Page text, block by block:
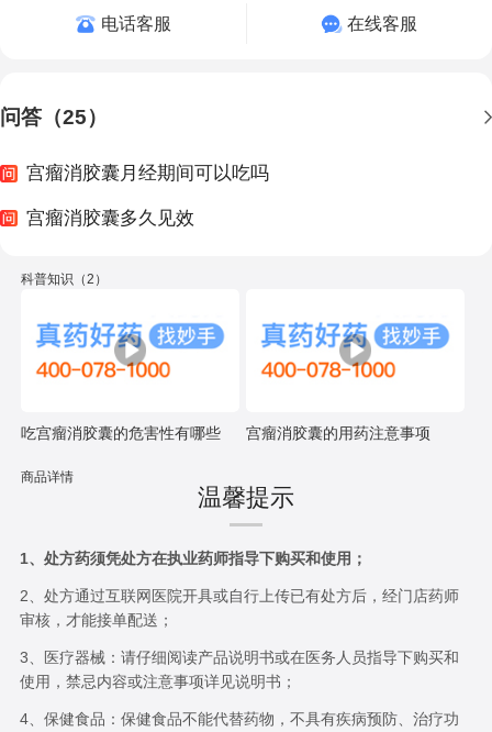
电话客服 在线客服
问答（25）
宫瘤消胶囊月经期间可以吃吗
宫瘤消胶囊多久见效
科普知识（2）
吃宫瘤消胶囊的危害性有哪些 宫瘤消胶囊的用药注意事项
商品详情
温馨提示
1、处方药须凭处方在执业药师指导下购买和使用；
2、处方通过互联网医院开具或自行上传已有处方后，经门店药师
审核，才能接单配送；
3、医疗器械：请仔细阅读产品说明书或在医务人员指导下购买和
使用，禁忌内容或注意事项详见说明书；
4、保健食品：保健食品不能代替药物，不具有疾病预防、治疗功